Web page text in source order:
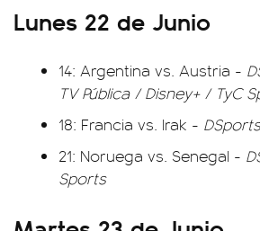
Lunes 22 de Junio
14: Argentina vs. Austria -
TV Pública / Disney+ / TyC
18: Francia vs. Irak - DSports
21: Noruega vs. Senegal -
Sports